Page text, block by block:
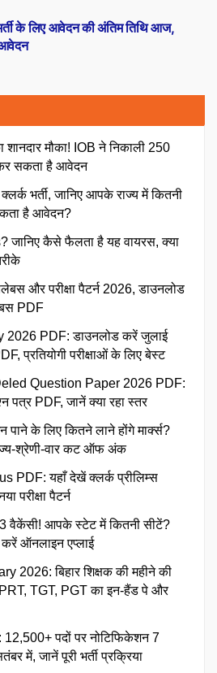
के लिए आवेदन की अंतिम तिथि आज,
मौका! IOB ने निकाली 250
कर सकता है आवेदन
भर्ती, जानिए आपके राज्य में कितनी
है आवेदन?
जानिए कैसे फैलता है यह वायरस, क्या
और परीक्षा पैटर्न 2026, डाउनलोड
PDF
2026 PDF: डाउनलोड करें जुलाई
प्रतियोगी परीक्षाओं के लिए बेस्ट
Question Paper 2026 PDF:
पत्र PDF, जानें क्या रहा स्तर
के लिए कितने लाने होंगे मार्क्स?
श्रेणी-वार कट ऑफ अंक
PDF: यहाँ देखें क्लर्क प्रीलिम्स
परीक्षा पैटर्न
वैकेंसी! आपके स्टेट में कितनी सीटें?
ऑनलाइन एप्लाई
2026: बिहार शिक्षक की महीने की
PRT, TGT, PGT का इन-हैंड पे और
12,500+ पदों पर नोटिफिकेशन 7
में, जानें पूरी भर्ती प्रक्रिया